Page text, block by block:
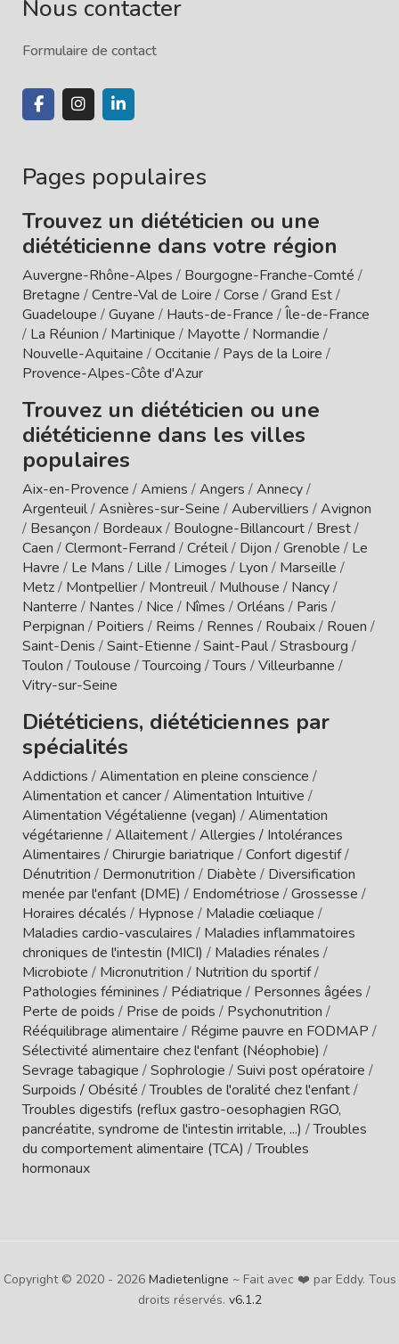
Nous contacter
Formulaire de contact
Pages populaires
Trouvez un diététicien ou une
diététicienne dans votre région
Auvergne-Rhône-Alpes / Bourgogne-Franche-Comté /
Bretagne /Centre-Val de Loire /Corse /Grand Est/
Guadeloupe /Guyane / Hauts-de-France /Île-de-France
/ La Réunion / Martinique / Mayotte / Normandie /
Nouvelle-Aquitaine /Occitanie / Pays de la Loire /
Provence-Alpes-Côte d'Azur
Trouvez un diététicien ou une
diététicienne dans les villes
populaires
Aix-en-Provence /Amiens /Angers /Annecy/
Argenteuil/Asnières-sur-Seine /Aubervilliers /Avignon
/ Besançon / Bordeaux/ Boulogne-Billancourt/ Brest/
Caen /Clermont-Ferrand /Créteil/ Dijon /Grenoble / Le
Havre / Le Mans / Lille / Limoges / Lyon / Marseille /
Metz/ Montpellier/ Montreuil/ Mulhouse / Nancy/
Nanterre / Nantes / Nice / Nîmes /Orléans / Paris /
Perpignan / Poitiers / Reims / Rennes / Roubaix/ Rouen /
Saint-Denis /Saint-Etienne /Saint-Paul/Strasbourg /
Toulon /Toulouse /Tourcoing /Tours /Villeurbanne /
Vitry-sur-Seine
Diététiciens, diététiciennes par
spécialités
Addictions /Alimentation en pleine conscience /
Alimentation et cancer/Alimentation Intuitive /
Alimentation Végétalienne (vegan) /Alimentation
végétarienne /Allaitement/Allergies / Intolérances
Alimentaires /Chirurgie bariatrique /Confort digestif/
Dénutrition / Dermonutrition / Diabète / Diversification
menée par l'enfant (DME) / Endométriose /Grossesse /
Horaires décalés / Hypnose / Maladie cœliaque /
Maladies cardio-vasculaires / Maladies inflammatoires
chroniques de l'intestin (MICI) / Maladies rénales /
Microbiote / Micronutrition / Nutrition du sportif/
Pathologies féminines / Pédiatrique / Personnes âgées /
Perte de poids / Prise de poids / Psychonutrition /
Rééquilibrage alimentaire / Régime pauvre en FODMAP /
Sélectivité alimentaire chez l'enfant (Néophobie) /
Sevrage tabagique /Sophrologie /Suivi post opératoire /
Surpoids / Obésité /Troubles de l'oralité chez l'enfant/
Troubles digestifs (reflux gastro-oesophagien RGO,
pancréatite, syndrome de l'intestin irritable, ...) /Troubles
du comportement alimentaire (TCA) /Troubles
hormonaux
Copyright © 2020 - 2026 Madietenligne ~ Fait avec ❤️ par Eddy. Tous
droits réservés. v6.1.2